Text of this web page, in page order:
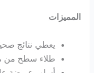
المميزات
يعطي نتائج
طلاء سطح من